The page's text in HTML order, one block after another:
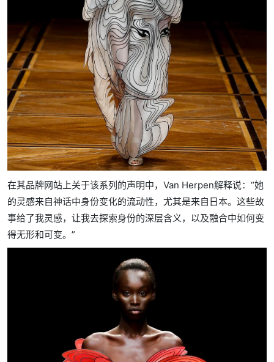
在其品牌网站上关于该系列的声明中，Van Herpen解释说：“她
的灵感来自神话中身份变化的流动性，尤其是来自日本。这些故
事给了我灵感，让我去探索身份的深层含义，以及融合中如何变
得无形和可变。”